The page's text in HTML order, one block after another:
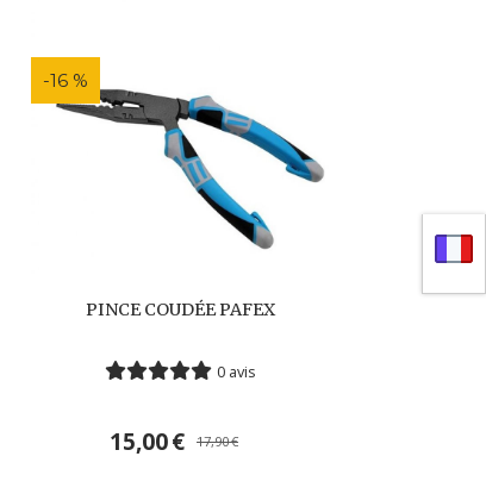
-16 %
PINCE COUDÉE PAFEX
0 avis
15,00€ 17,90€